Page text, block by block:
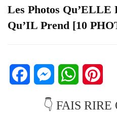
Les Photos Qu’ELLE
Qu’IL Prend [10
FacebookMessengerWhatsApp
👇 FAIS